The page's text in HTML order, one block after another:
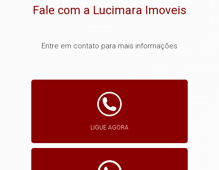
Fale com a Lucimara Imoveis
Entre em contato para mais informações
LIGUE AGORA